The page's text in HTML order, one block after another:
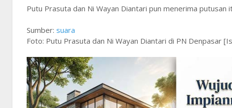
Putu Prasuta dan Ni Wayan Diantari pun menerima putusan
Sumber: suara
Foto: Putu Prasuta dan Ni Wayan Diantari di PN Denpasar